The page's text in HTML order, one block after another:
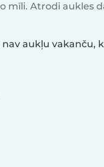
mīli. Atrodi aukles
aukļu vakanču,